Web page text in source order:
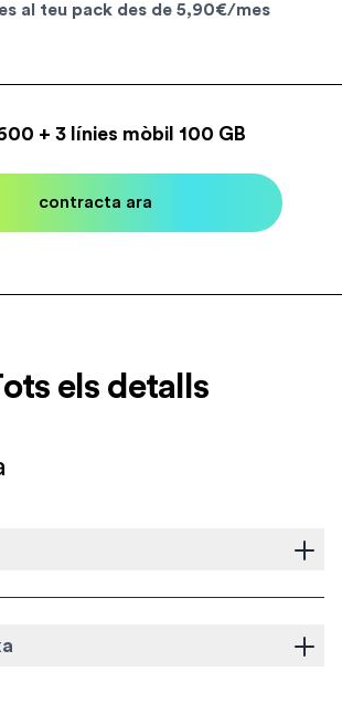
al teu pack des de 5,90€/mes
+ 3 línies mòbil 100 GB
contracta ara
els detalls